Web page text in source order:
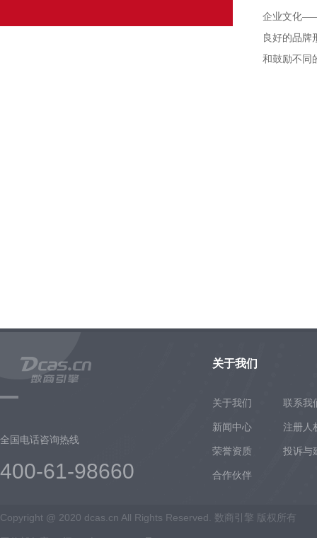
企业文化——
良好的品牌
和鼓励不同
全国电话咨询热线
400-61-98660
关于我们
关于我们 联系我
新闻中心 注册人
荣誉资质 投诉与
合作伙伴
Copyright @ 2020 dcas.cn All Rights Reserved. 数商引擎 版权所有